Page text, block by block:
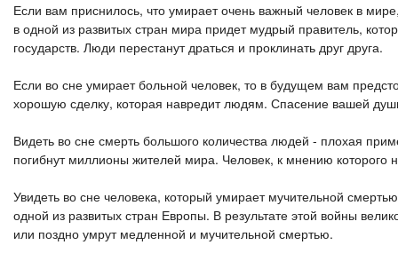
Если вам приснилось, что умирает очень важный человек в
в одной из развитых стран мира придет мудрый правитель,
государств. Люди перестанут драться и проклинать друг друга.
Если во сне умирает больной человек, то в будущем вам
хорошую сделку, которая навредит людям. Спасение вашей
Видеть во сне смерть большого количества людей - плохая
погибнут миллионы жителей мира. Человек, к мнению которого
Увидеть во сне человека, который умирает мучительной
одной из развитых стран Европы. В результате этой войны
или поздно умрут медленной и мучительной смертью.